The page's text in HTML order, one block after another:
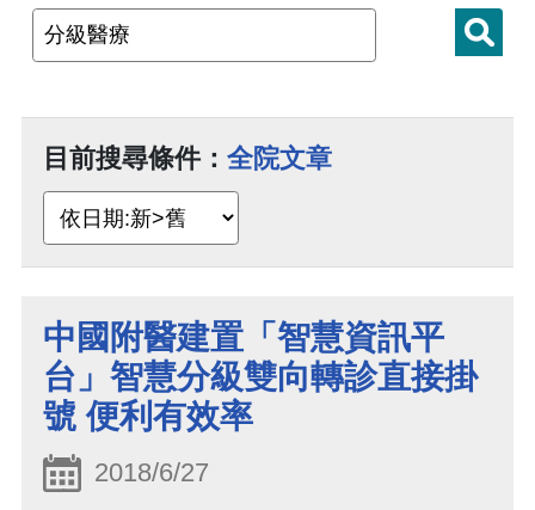
目前搜尋條件： 全院文章
中國附醫建置「智慧資訊平
台」智慧分級雙向轉診直接掛
號 便利有效率
2018/6/27